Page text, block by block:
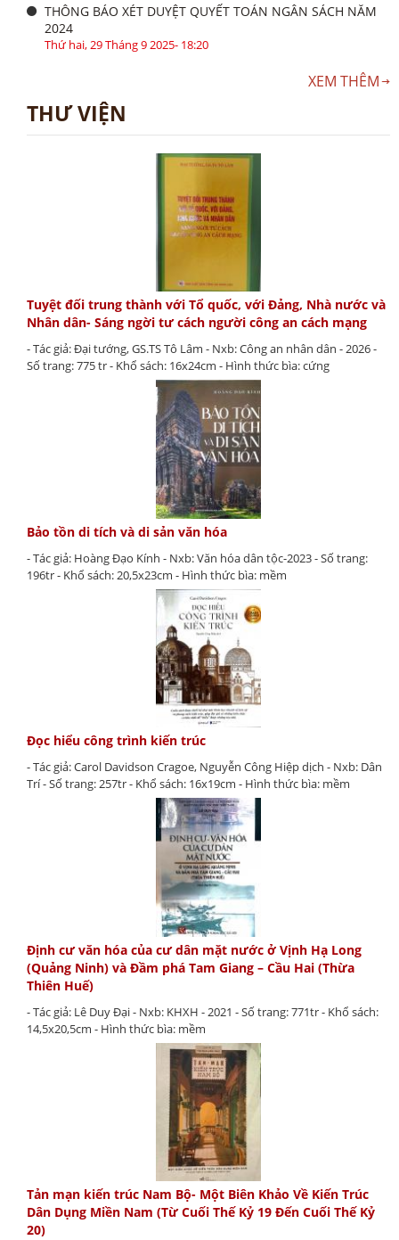
THÔNG BÁO XÉT DUYỆT QUYẾT TOÁN NGÂN SÁCH NĂM
2024
Thứ hai, 29 Tháng 9 2025- 18:20
XEM THÊM
THƯ VIỆN
Tuyệt đối trung thành với Tổ quốc, với Đảng, Nhà nước và
Nhân dân- Sáng ngời tư cách người công an cách mạng
- Tác giả: Đại tướng, GS.TS Tô Lâm - Nxb: Công an nhân dân - 2026 -
Số trang: 775 tr - Khổ sách: 16x24cm - Hình thức bìa: cứng
Bảo tồn di tích và di sản văn hóa
- Tác giả: Hoàng Đạo Kính - Nxb: Văn hóa dân tộc-2023 - Số trang:
196tr - Khổ sách: 20,5x23cm - Hình thức bìa: mềm
Đọc hiểu công trình kiến trúc
- Tác giả: Carol Davidson Cragoe, Nguyễn Công Hiệp dịch - Nxb: Dân
Trí - Số trang: 257tr - Khổ sách: 16x19cm - Hình thức bìa: mềm
Định cư văn hóa của cư dân mặt nước ở Vịnh Hạ Long
(Quảng Ninh) và Đầm phá Tam Giang – Cầu Hai (Thừa
Thiên Huế)
- Tác giả: Lê Duy Đại - Nxb: KHXH - 2021 - Số trang: 771tr - Khổ sách:
14,5x20,5cm - Hình thức bìa: mềm
Tản mạn kiến trúc Nam Bộ- Một Biên Khảo Về Kiến Trúc
Dân Dụng Miền Nam (Từ Cuối Thế Kỷ 19 Đến Cuối Thế Kỷ
20)